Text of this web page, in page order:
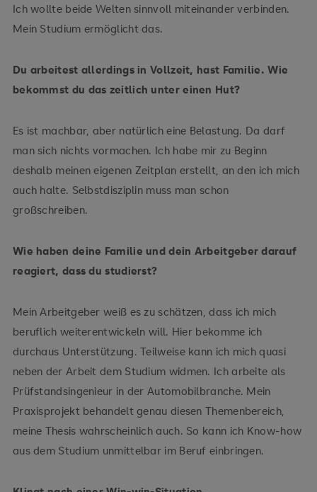
Ich wollte beide Welten sinnvoll miteinander verbinden.
Mein Studium ermöglicht das.
Du arbeitest allerdings in Vollzeit, hast Familie. Wie
bekommst du das zeitlich unter einen Hut?
Es ist machbar, aber natürlich eine Belastung. Da darf
man sich nichts vormachen. Ich habe mir zu Beginn
deshalb meinen eigenen Zeitplan erstellt, an den ich mich
auch halte. Selbstdisziplin muss man schon
großschreiben.
Wie haben deine Familie und dein Arbeitgeber darauf
reagiert, dass du studierst?
Mein Arbeitgeber weiß es zu schätzen, dass ich mich
beruflich weiterentwickeln will. Hier bekomme ich
durchaus Unterstützung. Teilweise kann ich mich quasi
neben der Arbeit dem Studium widmen. Ich arbeite als
Prüfstandsingenieur in der Automobilbranche. Mein
Praxisprojekt behandelt genau diesen Themenbereich,
meine Thesis wahrscheinlich auch. So kann ich Know-how
aus dem Studium unmittelbar im Beruf einbringen.